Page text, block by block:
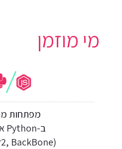
מי מוזמן
מפתחות
ב-Python או ב-JS
(Angular2, BackBone)